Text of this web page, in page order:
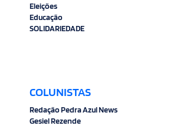
Eleições
Educação
SOLIDARIEDADE
COLUNISTAS
Redação Pedra Azul News
Gesiel Rezende